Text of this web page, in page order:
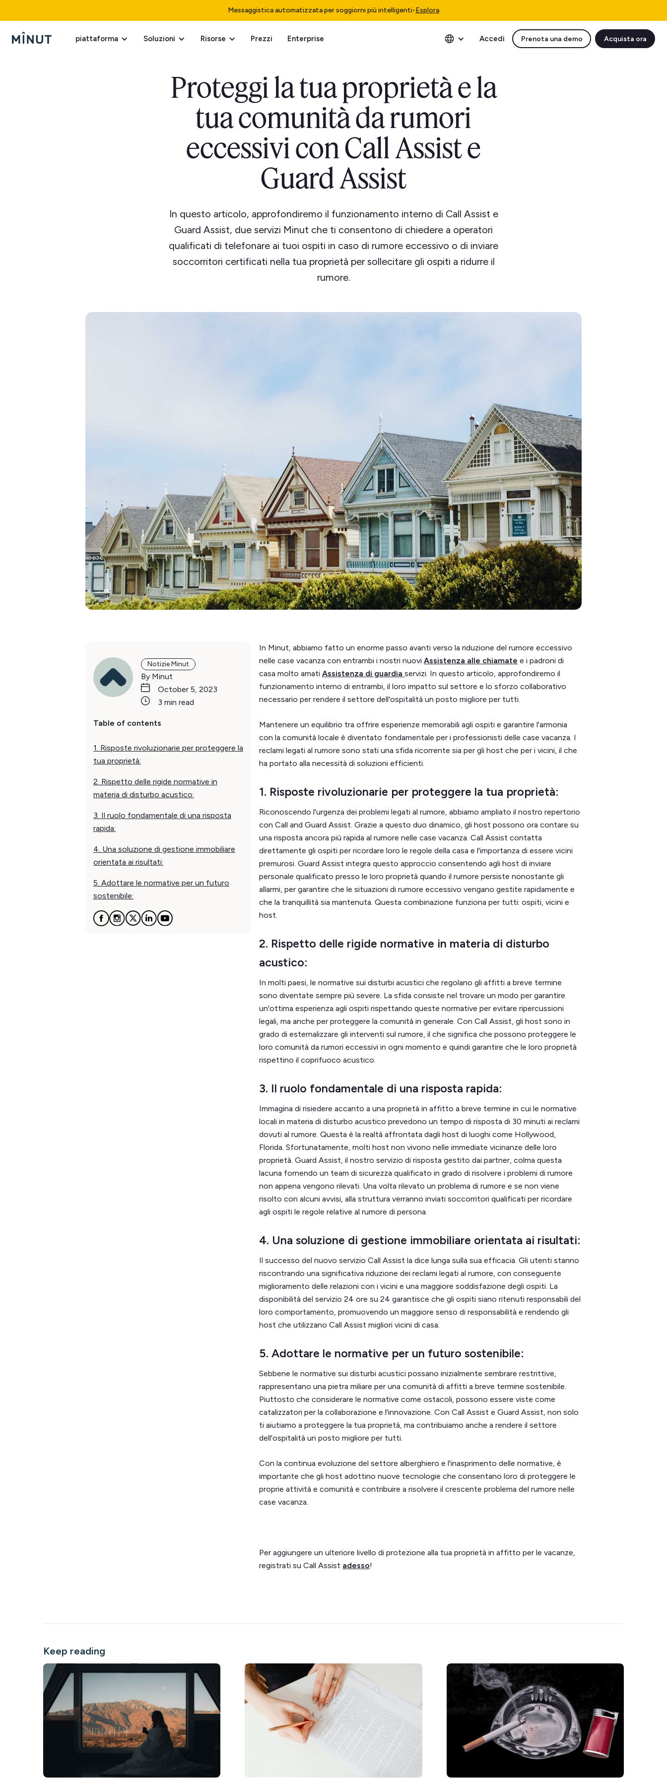
Messaggistica automatizzata per soggiorni più intelligenti-Esplora
piattaforma Soluzioni Risorse Prezzi Enterprise Accedi Prenota una demo Acquista ora
Proteggi la tua proprietà e la
tua comunità da rumori
eccessivi con Call Assist e
Guard Assist
In questo articolo, approfondiremo il funzionamento interno di Call Assist e
Guard Assist, due servizi Minut che ti consentono di chiedere a operatori
qualificati di telefonare ai tuoi ospiti in caso di rumore eccessivo o di inviare
soccorritori certificati nella tua proprietà per sollecitare gli ospiti a ridurre il
rumore.
Notizie Minut
By Minut
October 5, 2023
3 min read
Table of contents
1. Risposte rivoluzionarie per proteggere la
tua proprietà:
2. Rispetto delle rigide normative in
materia di disturbo acustico:
3. Il ruolo fondamentale di una risposta
rapida:
4. Una soluzione di gestione immobiliare
orientata ai risultati:
5. Adottare le normative per un futuro
sostenibile:
In Minut, abbiamo fatto un enorme passo avanti verso la riduzione del rumore eccessivo
nelle case vacanza con entrambi i nostri nuovi Assistenza alle chiamate e i padroni di
casa molto amati Assistenza di guardia servizi. In questo articolo, approfondiremo il
funzionamento interno di entrambi, il loro impatto sul settore e lo sforzo collaborativo
necessario per rendere il settore dell'ospitalità un posto migliore per tutti.
Mantenere un equilibrio tra offrire esperienze memorabili agli ospiti e garantire l'armonia
con la comunità locale è diventato fondamentale per i professionisti delle case vacanza. I
reclami legati al rumore sono stati una sfida ricorrente sia per gli host che per i vicini, il che
ha portato alla necessità di soluzioni efficienti.
1. Risposte rivoluzionarie per proteggere la tua proprietà:
Riconoscendo l'urgenza dei problemi legati al rumore, abbiamo ampliato il nostro repertorio
con Call and Guard Assist. Grazie a questo duo dinamico, gli host possono ora contare su
una risposta ancora più rapida al rumore nelle case vacanza. Call Assist contatta
direttamente gli ospiti per ricordare loro le regole della casa e l'importanza di essere vicini
premurosi. Guard Assist integra questo approccio consentendo agli host di inviare
personale qualificato presso le loro proprietà quando il rumore persiste nonostante gli
allarmi, per garantire che le situazioni di rumore eccessivo vengano gestite rapidamente e
che la tranquillità sia mantenuta. Questa combinazione funziona per tutti: ospiti, vicini e
host.
2. Rispetto delle rigide normative in materia di disturbo
acustico:
In molti paesi, le normative sui disturbi acustici che regolano gli affitti a breve termine
sono diventate sempre più severe. La sfida consiste nel trovare un modo per garantire
un'ottima esperienza agli ospiti rispettando queste normative per evitare ripercussioni
legali, ma anche per proteggere la comunità in generale. Con Call Assist, gli host sono in
grado di esternalizzare gli interventi sul rumore, il che significa che possono proteggere le
loro comunità da rumori eccessivi in ogni momento e quindi garantire che le loro proprietà
rispettino il coprifuoco acustico.
3. Il ruolo fondamentale di una risposta rapida:
Immagina di risiedere accanto a una proprietà in affitto a breve termine in cui le normative
locali in materia di disturbo acustico prevedono un tempo di risposta di 30 minuti ai reclami
dovuti al rumore. Questa è la realtà affrontata dagli host di luoghi come Hollywood,
Florida. Sfortunatamente, molti host non vivono nelle immediate vicinanze delle loro
proprietà. Guard Assist, il nostro servizio di risposta gestito dai partner, colma questa
lacuna fornendo un team di sicurezza qualificato in grado di risolvere i problemi di rumore
non appena vengono rilevati. Una volta rilevato un problema di rumore e se non viene
risolto con alcuni avvisi, alla struttura verranno inviati soccorritori qualificati per ricordare
agli ospiti le regole relative al rumore di persona.
4. Una soluzione di gestione immobiliare orientata ai risultati:
Il successo del nuovo servizio Call Assist la dice lunga sulla sua efficacia. Gli utenti stanno
riscontrando una significativa riduzione dei reclami legati al rumore, con conseguente
miglioramento delle relazioni con i vicini e una maggiore soddisfazione degli ospiti. La
disponibilità del servizio 24 ore su 24 garantisce che gli ospiti siano ritenuti responsabili del
loro comportamento, promuovendo un maggiore senso di responsabilità e rendendo gli
host che utilizzano Call Assist migliori vicini di casa.
5. Adottare le normative per un futuro sostenibile:
Sebbene le normative sui disturbi acustici possano inizialmente sembrare restrittive,
rappresentano una pietra miliare per una comunità di affitti a breve termine sostenibile.
Piuttosto che considerare le normative come ostacoli, possono essere viste come
catalizzatori per la collaborazione e l'innovazione. Con Call Assist e Guard Assist, non solo
ti aiutiamo a proteggere la tua proprietà, ma contribuiamo anche a rendere il settore
dell'ospitalità un posto migliore per tutti.
Con la continua evoluzione del settore alberghiero e l'inasprimento delle normative, è
importante che gli host adottino nuove tecnologie che consentano loro di proteggere le
proprie attività e comunità e contribuire a risolvere il crescente problema del rumore nelle
case vacanza.
Per aggiungere un ulteriore livello di protezione alla tua proprietà in affitto per le vacanze,
registrati su Call Assist adesso!
Keep reading